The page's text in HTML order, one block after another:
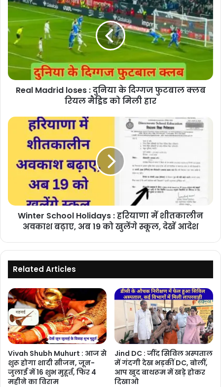
Madrid
:
दुनिया
दिग्गज
फुटबाल
क्लब
रियल
मिली
Real Madrid loses : दुनिया के दिग्गज फुटबाल क्लब
रियल मैड्रिड को मिली हार
Winter
School
Holidays
हरियाणा
शीतकालीन
बढ़ाए,
देखें
आदेश
Winter School Holidays : हरियाणा में शीतकालीन
अवकाश बढ़ाए, अब 19 को खुलेंगे स्कूल, देखें आदेश
Related Articles
Vivah Shubh Muhurt : आज से
शुरू होगा शादी सीजन, जून-
जुलाई में 16 शुभ मुहूर्त, फिर 4
महीने का विराम
Jind DC : जींद सिविल अस्पताल
में गंदगी देख भड़कीं DC, बोलीं,
आप खुद बाथरूम में खड़े होकर
दिखाओ